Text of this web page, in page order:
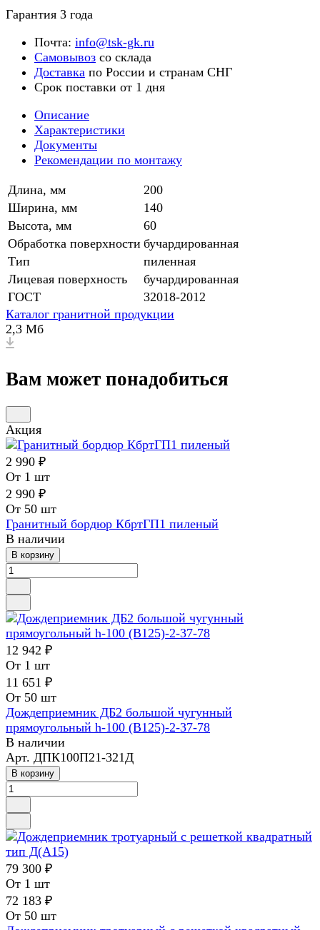
Гарантия 3 года
Почта: info@tsk-gk.ru
Самовывоз со склада
Доставка по России и странам СНГ
Срок поставки от 1 дня
Описание
Характеристики
Документы
Рекомендации по монтажу
Длина, мм
200
Ширина, мм
140
Высота, мм
60
Обработка поверхности бучардированная
Тип
пиленная
Лицевая поверхность
бучардированная
ГОСТ
32018-2012
Каталог гранитной продукции
2,3 Мб
Вам может понадобиться
Акция
2 990 ₽
От 1 шт
2 990 ₽
От 50 шт
Гранитный бордюр КбртГП1 пиленый
В наличии
В корзину
12 942 ₽
От 1 шт
11 651 ₽
От 50 шт
Дождеприемник ДБ2 большой чугунный
прямоугольный h-100 (В125)-2-37-78
В наличии
Арт. ДПК100П21-321Д
В корзину
79 300 ₽
От 1 шт
72 183 ₽
От 50 шт